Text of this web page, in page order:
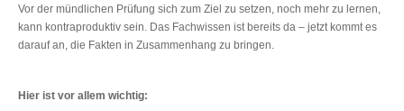
Vor der mündlichen Prüfung sich zum Ziel zu setzen, noch mehr zu lernen,
kann kontraproduktiv sein. Das Fachwissen ist bereits da ‒ jetzt kommt es
darauf an, die Fakten in Zusammenhang zu bringen.
Hier ist vor allem wichtig: